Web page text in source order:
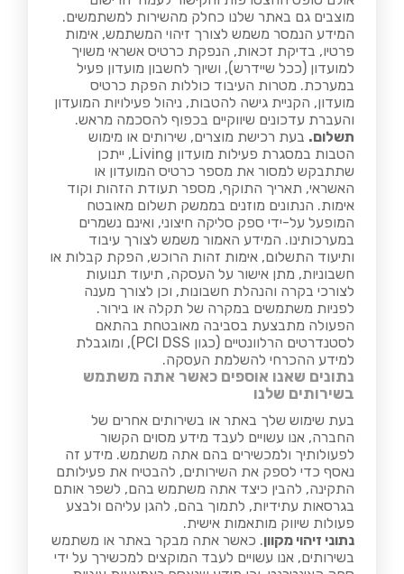
מוצבים גם באתר שלנו כחלק מהשירות למשתמשים.
המידע הנמסר משמש לצורך זיהוי המשתמש, אימות
פרטיו, בדיקת זכאות, הנפקת כרטיס אשראי משויך
למועדון (ככל שיידרש), ושיוך לחשבון מועדון פעיל
במערכת. מטרות העיבוד כוללות הפקת כרטיס
מועדון, הקניית גישה להטבות, ניהול פעילויות המועדון
והעברת עדכונים שיווקיים בכפוף להסכמה מראש.
תשלום. בעת רכישת מוצרים, שירותים או מימוש
הטבות במסגרת פעילות מועדון Living, ייתכן
שתתבקש למסור את מספר כרטיס המועדון או
האשראי, תאריך התוקף, מספר תעודת הזהות וקוד
אימות. הנתונים מוזנים בממשק תשלום מאובטח
המופעל על-ידי ספק סליקה חיצוני, ואינם נשמרים
במערכותינו. המידע האמור משמש לצורך עיבוד
ותיעוד התשלום, אימות זהות הרוכש, הפקת קבלות או
חשבוניות, מתן אישור על העסקה, תיעוד תנועות
לצורכי בקרה והנהלת חשבונות, וכן לצורך מענה
לפניות משתמשים במקרה של תקלה או בירור.
הפעולה מתבצעת בסביבה מאובטחת בהתאם
לסטנדרטים הרלוונטיים (כגון PCI DSS), ומוגבלת
למידע ההכרחי להשלמת העסקה.
נתונים שאנו אוספים כאשר אתה משתמש
בשירותים שלנו
בעת שימוש שלך באתר או בשירותים אחרים של
החברה, אנו עשויים לעבד מידע מסוים הקשור
לפעולותיך ולמכשירים בהם אתה משתמש. מידע זה
נאסף כדי לספק את השירותים, להבטיח את פעילותם
התקינה, להבין כיצד אתה משתמש בהם, לשפר אותם
בגרסאות עתידיות, לתמוך בהם, להגן עליהם ולבצע
פעולות שיווק מותאמות אישית.
נתוני זיהוי מקוון. כאשר אתה מבקר באתר או משתמש
בשירותים, אנו עשויים לעבד המוקצים למכשירך על ידי